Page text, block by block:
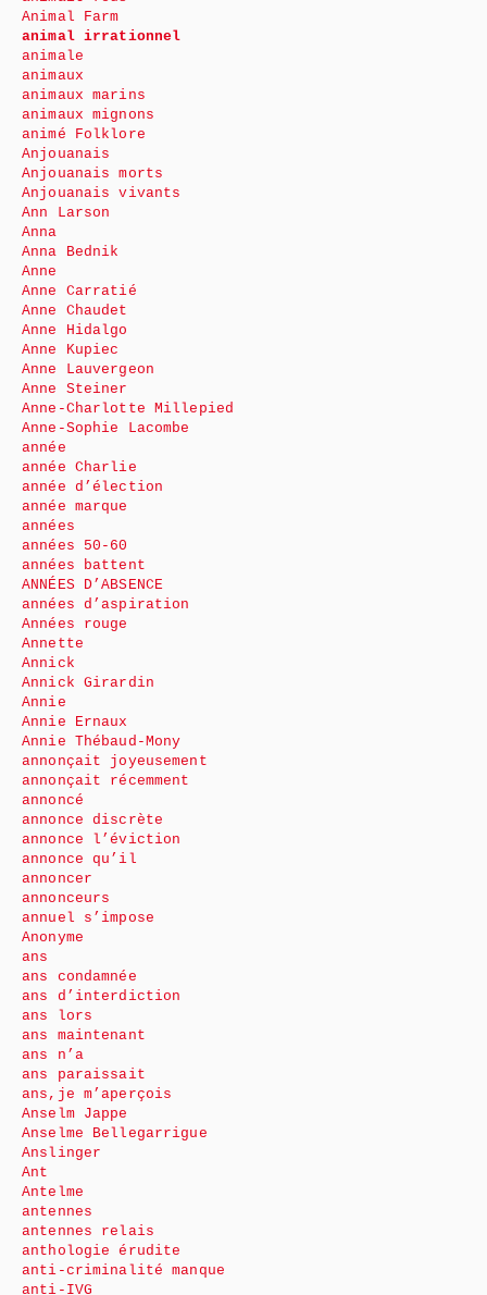
Animal Farm
animal irrationnel
animale
animaux
animaux marins
animaux mignons
animé Folklore
Anjouanais
Anjouanais morts
Anjouanais vivants
Ann Larson
Anna
Anna Bednik
Anne
Anne Carratié
Anne Chaudet
Anne Hidalgo
Anne Kupiec
Anne Lauvergeon
Anne Steiner
Anne-Charlotte Millepied
Anne-Sophie Lacombe
année
année Charlie
année d’élection
année marque
années
années 50-60
années battent
ANNÉES D’ABSENCE
années d’aspiration
Années rouge
Annette
Annick
Annick Girardin
Annie
Annie Ernaux
Annie Thébaud-Mony
annonçait joyeusement
annonçait récemment
annoncé
annonce discrète
annonce l’éviction
annonce qu’il
annoncer
annonceurs
annuel s’impose
Anonyme
ans
ans condamnée
ans d’interdiction
ans lors
ans maintenant
ans n’a
ans paraissait
ans,je m’aperçois
Anselm Jappe
Anselme Bellegarrigue
Anslinger
Ant
Antelme
antennes
antennes relais
anthologie érudite
anti-criminalité manque
anti-IVG